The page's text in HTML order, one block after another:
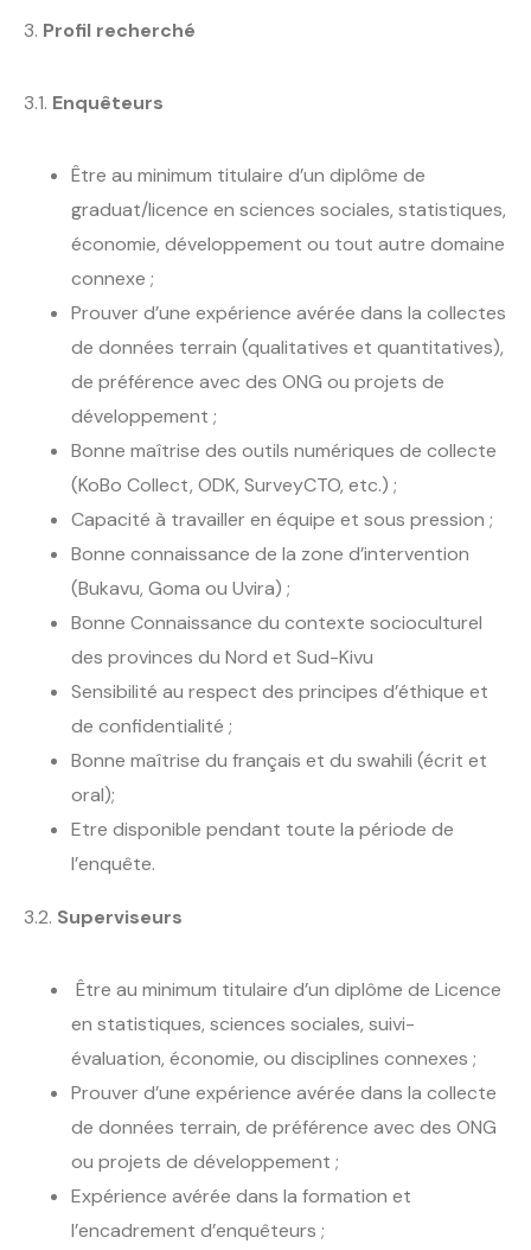
3. Profil recherché
3.1. Enquêteurs
Être au minimum titulaire d’un diplôme de
graduat/licence en sciences sociales, statistiques,
économie, développement ou tout autre domaine
connexe ;
Prouver d’une expérience avérée dans la collectes
de données terrain (qualitatives et quantitatives),
de préférence avec des ONG ou projets de
développement ;
Bonne maîtrise des outils numériques de collecte
(KoBo Collect, ODK, SurveyCTO, etc.) ;
Capacité à travailler en équipe et sous pression ;
Bonne connaissance de la zone d’intervention
(Bukavu, Goma ou Uvira) ;
Bonne Connaissance du contexte socioculturel
des provinces du Nord et Sud-Kivu
Sensibilité au respect des principes d’éthique et
de confidentialité ;
Bonne maîtrise du français et du swahili (écrit et
oral);
Etre disponible pendant toute la période de
l’enquête.
3.2. Superviseurs
Être au minimum titulaire d’un diplôme de Licence
en statistiques, sciences sociales, suivi-
évaluation, économie, ou disciplines connexes ;
Prouver d’une expérience avérée dans la collecte
de données terrain, de préférence avec des ONG
ou projets de développement ;
Expérience avérée dans la formation et
l’encadrement d’enquêteurs ;